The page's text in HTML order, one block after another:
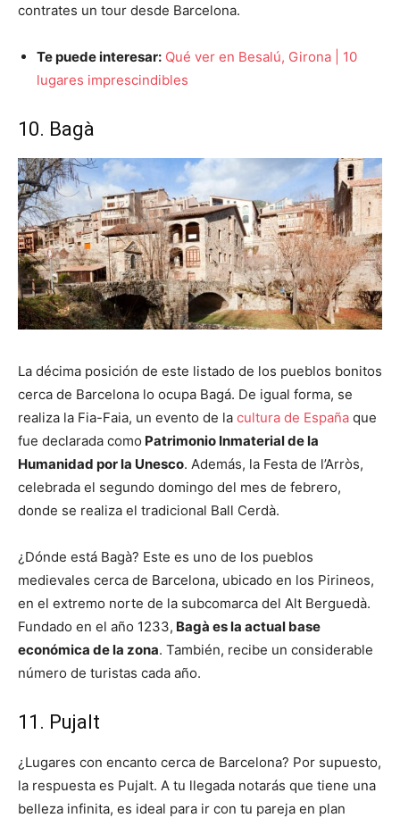
contrates un tour desde Barcelona.
Te puede interesar: Qué ver en Besalú, Girona | 10
lugares imprescindibles
10. Bagà
La décima posición de este listado de los pueblos bonitos
cerca de Barcelona lo ocupa Bagá. De igual forma, se
realiza la Fia-Faia, un evento de la cultura de España que
fue declarada como Patrimonio Inmaterial de la
Humanidad por la Unesco. Además, la Festa de l’Arròs,
celebrada el segundo domingo del mes de febrero,
donde se realiza el tradicional Ball Cerdà.
¿Dónde está Bagà? Este es uno de los pueblos
medievales cerca de Barcelona, ubicado en los Pirineos,
en el extremo norte de la subcomarca del Alt Berguedà.
Fundado en el año 1233, Bagà es la actual base
económica de la zona. También, recibe un considerable
número de turistas cada año.
11. Pujalt
¿Lugares con encanto cerca de Barcelona? Por supuesto,
la respuesta es Pujalt. A tu llegada notarás que tiene una
belleza infinita, es ideal para ir con tu pareja en plan